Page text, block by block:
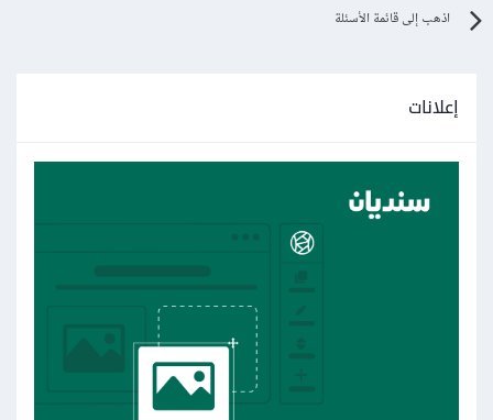
اذهب إلى قائمة الأسئلة
إعلانات